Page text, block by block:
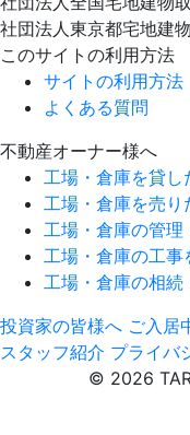
社団法人東京都宅地建
このサイトの利用方法
サイトの利用方法
よくある質問
不動産オーナー様へ
工場・倉庫を貸し
工場・倉庫を売り
工場・倉庫の管
工場・倉庫の工事
工場・倉庫の相
投資家の皆様へ ご入居
スタッフ紹介 プライバ
© 2026